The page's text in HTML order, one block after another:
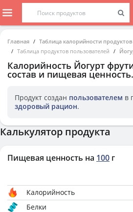
Главная
Таблица калорийности продуктов
Таблица продуктов пользователей
Калорийность Йогурт
состав и пищевая ценность.
Продукт создан пользователем в
здоровый рацион.
Калькулятор продукта
Пищевая ценность на 100 г
Калорийность
Белки